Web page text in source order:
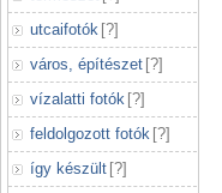
utcaifotók [?]
város, építészet [?]
vízalatti fotók [?]
feldolgozott fotók [?]
így készült [?]